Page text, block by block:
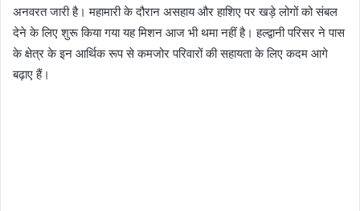
अनवरत जारी है। महामारी के दौरान असहाय और हाशिए पर खड़े लोगों को संबल
देने के लिए शुरू किया गया यह मिशन आज भी थमा नहीं है। हल्द्वानी परिसर ने पास
के क्षेत्र के इन आर्थिक रूप से कमजोर परिवारों की सहायता के लिए कदम आगे
बढ़ाए हैं।